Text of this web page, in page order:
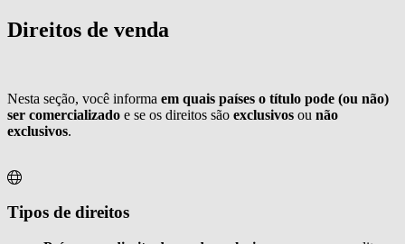
Direitos de venda
Nesta seção, você informa em quais países o título pode (ou não)
ser comercializado e se os direitos são exclusivos ou não
exclusivos.
Tipos de direitos